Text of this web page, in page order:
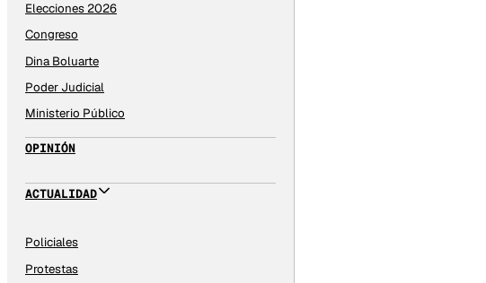
Elecciones 2026
Congreso
Dina Boluarte
Poder Judicial
Ministerio Público
OPINIÓN
ACTUALIDAD
Policiales
Protestas